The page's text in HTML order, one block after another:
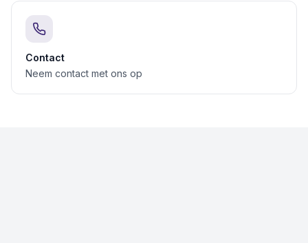
Contact
Neem contact met ons op